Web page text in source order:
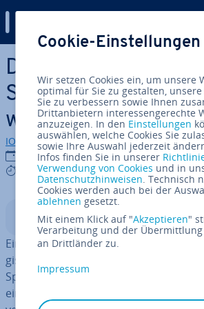
Zum Haupt­in­halt springen
Domain-Sperre:
Sperr­fris­ten gibt es
welche Domain?
IONOS Redaktion
06.05.2026
8 mins
Auf Auf
In­halts­ver­zeich­nis
Eine gelöschte Domain ist meist nicht
gis­trier­bar. Grund dafür ist eine
Sperre: Nach der Löschung bleibt
eine bestimmte Zeit re­ser­viert, bevor
Cookie-Einstellungen
Wir setzen Cookies ein, um unsere
optimal für Sie zu gestalten,
Sie zu verbessern sowie Ihnen
Drittanbietern interessengerechte
anzuzeigen. In den Einstellungen
auswählen, welche Cookies Sie
sowie Ihre Auswahl jederzeit
Infos finden Sie in unserer
Verwendung von Cookies und in
Datenschutzhinweisen. Technisch
Cookies werden auch bei der
ablehnen gesetzt.
Mit einem Klick auf "Akzeptieren"
Verarbeitung und der
an Drittländer zu.
Impressum